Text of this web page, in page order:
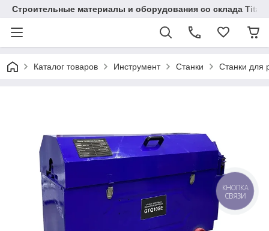
Строительные материалы и оборудования со склада
Каталог товаров Инструмент Станки Станки для
КНОПКА
СВЯЗИ